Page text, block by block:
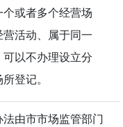
或者多个经营场
活动、属于同一
以不办理设立分
登记。
由市市场监管部门